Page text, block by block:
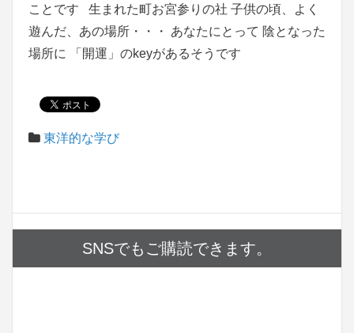
ことです 生まれた町お宮参りの社 子供の頃、よく
遊んだ、あの場所・・・ あなたにとって 陰となった
場所に 「開運」のkeyがあるそうです
東洋的な学び
SNSでもご購読できます。